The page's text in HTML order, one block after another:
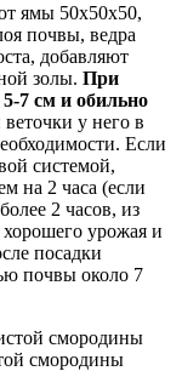
ямы 50х50х50,
почвы, ведра
добавляют
золы. При
7 см и обильно
у него в
Если
системой,
на 2 часа (если
2 часов, из
урожая и
посадки
почвы около 7
смородины